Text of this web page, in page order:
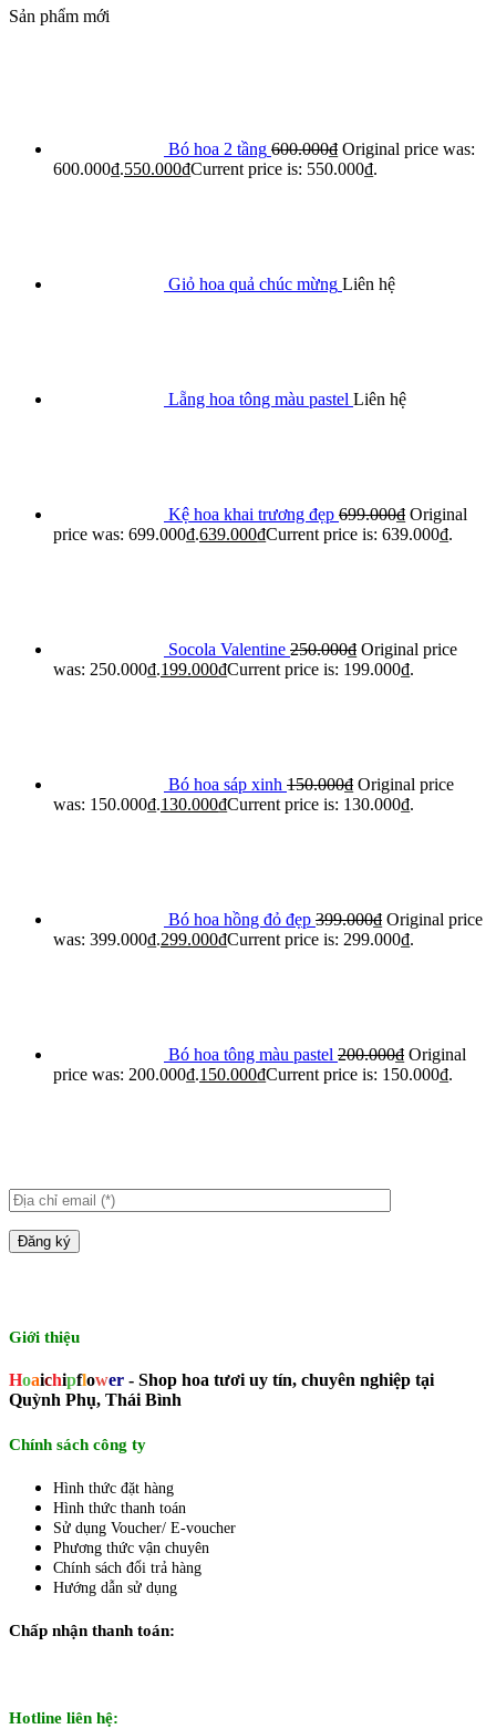
Sản phẩm mới
Bó hoa 2 tầng 600.000₫ Original price was:
600.000₫.550.000₫Current price is: 550.000₫.
Giỏ hoa quả chúc mừng Liên hệ
Lẵng hoa tông màu pastel Liên hệ
Kệ hoa khai trương đẹp 699.000₫ Original
price was: 699.000₫.639.000₫Current price is: 639.000₫.
Socola Valentine 250.000₫ Original price
was: 250.000₫.199.000₫Current price is: 199.000₫.
Bó hoa sáp xinh 150.000₫ Original price
was: 150.000₫.130.000₫Current price is: 130.000₫.
Bó hoa hồng đỏ đẹp 399.000₫ Original price
was: 399.000₫.299.000₫Current price is: 299.000₫.
Bó hoa tông màu pastel 200.000₫ Original
price was: 200.000₫.150.000₫Current price is: 150.000₫.
Giới thiệu
Hoaichipflower - Shop hoa tươi uy tín, chuyên nghiệp tại
Quỳnh Phụ, Thái Bình
Chính sách công ty
Hình thức đặt hàng
Hình thức thanh toán
Sử dụng Voucher/ E-voucher
Phương thức vận chuyên
Chính sách đổi trả hàng
Hướng dẫn sử dụng
Chấp nhận thanh toán:
Hotline liên hệ: